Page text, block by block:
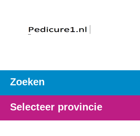
Zoeken
Selecteer provincie